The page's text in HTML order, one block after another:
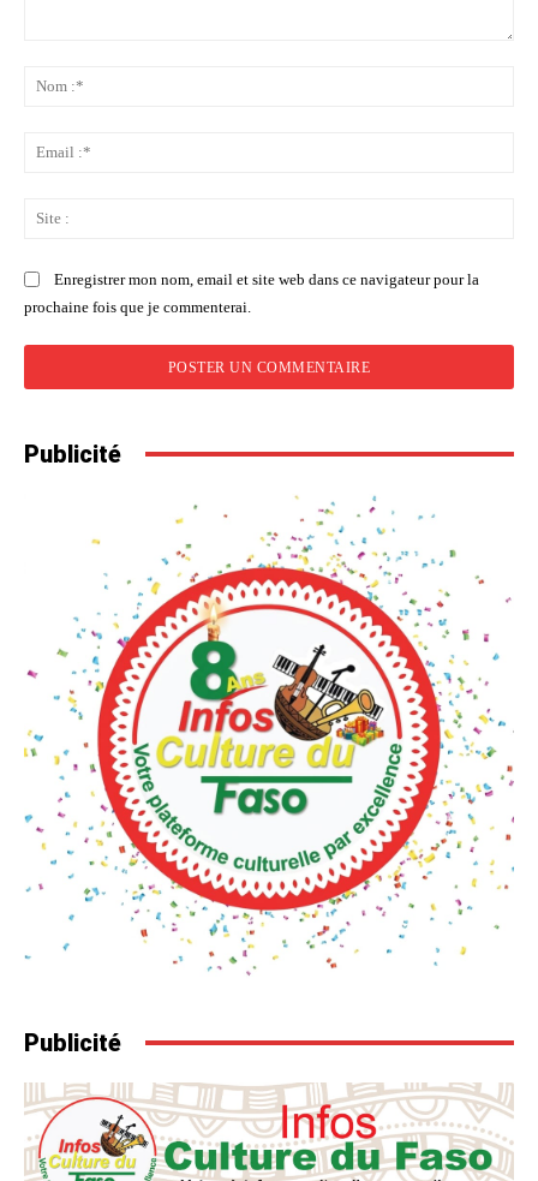
Enregistrer mon nom, email et site web dans ce navigateur pour la
prochaine fois que je commenterai.
Publicité
Publicité